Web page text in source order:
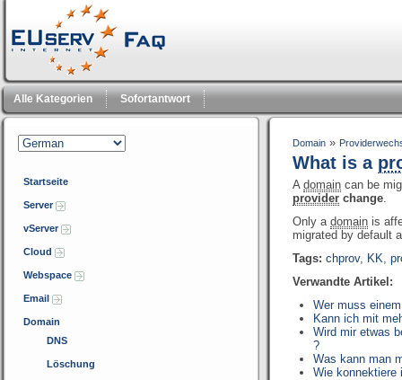
Alle Kategorien Sofortantwort
Startseite
Server
vServer
Cloud
Webspace
Email
Domain
DNS
Löschung
Domain »
What is a
A domain can be
provider change.
Only a domain is
migrated by default
Tags: chprov, KK,
Verwandte Artikel:
Wer muss
Kann ich mit
Wird mir etwas
?
Was kann man
Wie konnektiere